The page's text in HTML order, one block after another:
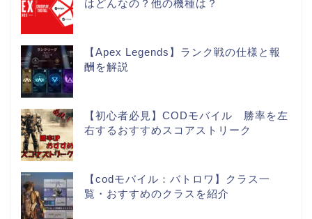
はどんなの？他の機種は？
【Apex Legends】ランク戦の仕様と報
酬を解説
【初心者必見】CODモバイル 勝率を左
右するおすすめスコアストリーク
【codモバイル：バトロワ】クラス一
覧・おすすめのクラスを紹介